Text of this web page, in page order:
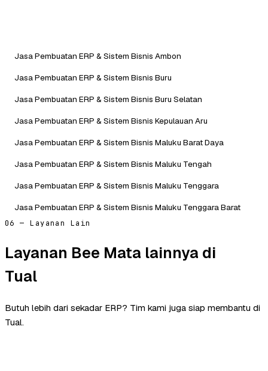
Jasa Pembuatan ERP & Sistem Bisnis Ambon
Jasa Pembuatan ERP & Sistem Bisnis Buru
Jasa Pembuatan ERP & Sistem Bisnis Buru Selatan
Jasa Pembuatan ERP & Sistem Bisnis Kepulauan Aru
Jasa Pembuatan ERP & Sistem Bisnis Maluku Barat Daya
Jasa Pembuatan ERP & Sistem Bisnis Maluku Tengah
Jasa Pembuatan ERP & Sistem Bisnis Maluku Tenggara
Jasa Pembuatan ERP & Sistem Bisnis Maluku Tenggara Barat
06 — Layanan Lain
Layanan Bee Mata lainnya di
Tual
Butuh lebih dari sekadar ERP? Tim kami juga siap membantu di
Tual.